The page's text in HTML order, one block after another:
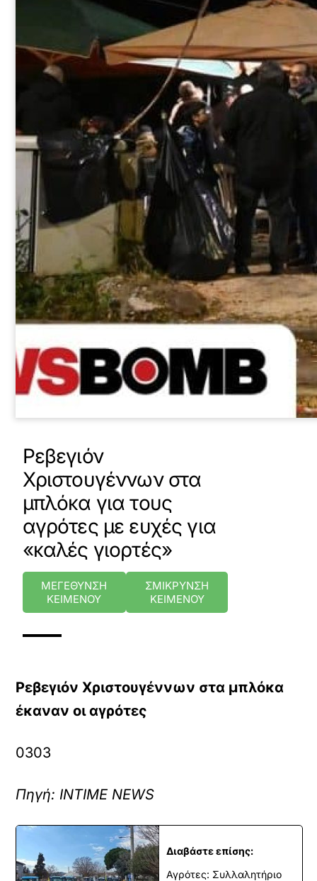
Ρεβεγιόν
Χριστουγέννων στα
μπλόκα για τους
αγρότες με ευχές για
«καλές γιορτές»
ΜΕΓΕΘΥΝΣΗ
ΚΕΙΜΕΝΟΥ
ΣΜΙΚΡΥΝΣΗ
ΚΕΙΜΕΝΟΥ
Ρεβεγιόν Χριστουγέννων στα μπλόκα
έκαναν οι αγρότες
0303
Πηγή: INTIME NEWS
Διαβάστε επίσης:
Αγρότες: Συλλαλητήριο